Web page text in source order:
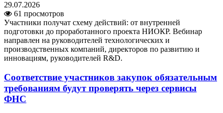
29.07.2026
61 просмотров
Участники получат схему действий: от внутренней
подготовки до проработанного проекта НИОКР. Вебинар
направлен на руководителей технологических и
производственных компаний, директоров по развитию и
инновациям, руководителей R&D.
Соответствие участников закупок обязательным
требованиям будут проверять через сервисы
ФНС